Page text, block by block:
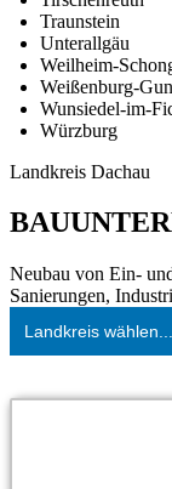
Traunstein
Unterallgäu
Weilheim-
Weißenburg-
Wunsiedel-im-
Würzburg
Landkreis Dachau
Neubau von Ein-
Sanierungen,
Landkreis wählen...